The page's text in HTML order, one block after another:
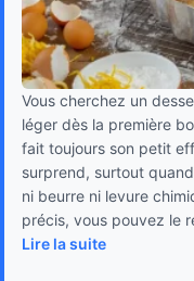
Vous cherchez un
léger dès la première
fait toujours son petit
surprend, surtout
ni beurre ni levure
précis, vous pouvez le
Lire la suite